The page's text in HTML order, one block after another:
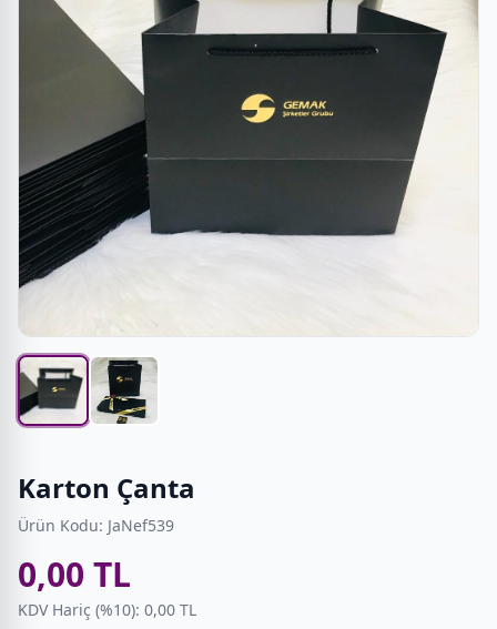
Karton Çanta
Ürün Kodu: JaNef539
0,00 TL
KDV Hariç (%10): 0,00 TL